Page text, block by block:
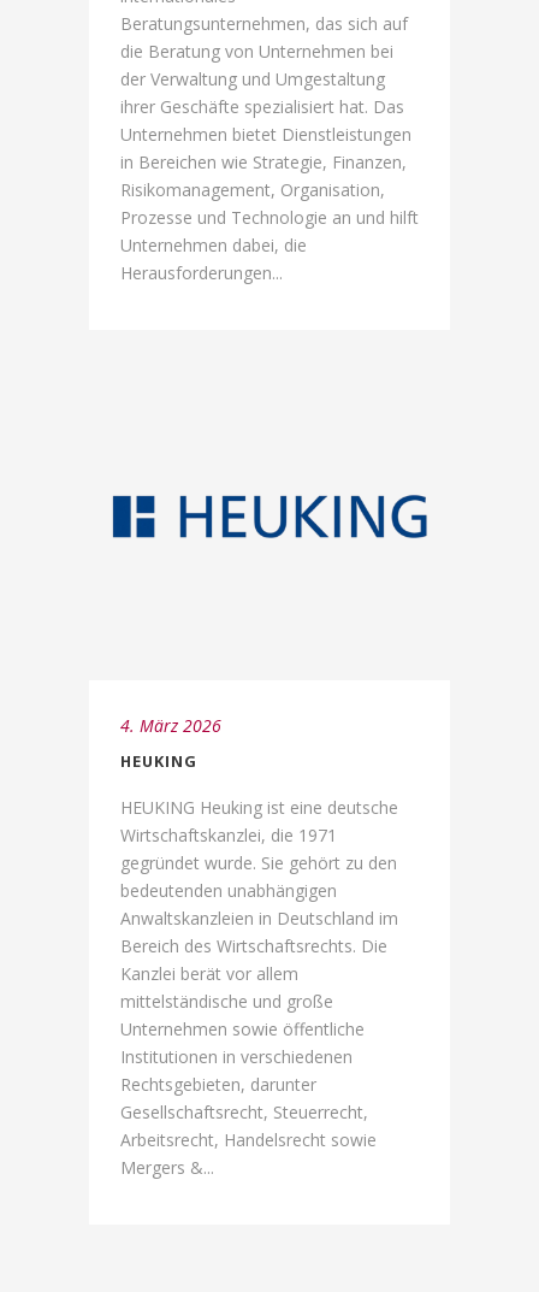
Beratungsunternehmen, das sich auf
die Beratung von Unternehmen bei
der Verwaltung und Umgestaltung
ihrer Geschäfte spezialisiert hat. Das
Unternehmen bietet Dienstleistungen
in Bereichen wie Strategie, Finanzen,
Risikomanagement, Organisation,
Prozesse und Technologie an und hilft
Unternehmen dabei, die
Herausforderungen...
4. März 2026
HEUKING
HEUKING Heuking ist eine deutsche
Wirtschaftskanzlei, die 1971
gegründet wurde. Sie gehört zu den
bedeutenden unabhängigen
Anwaltskanzleien in Deutschland im
Bereich des Wirtschaftsrechts. Die
Kanzlei berät vor allem
mittelständische und große
Unternehmen sowie öffentliche
Institutionen in verschiedenen
Rechtsgebieten, darunter
Gesellschaftsrecht, Steuerrecht,
Arbeitsrecht, Handelsrecht sowie
Mergers &...